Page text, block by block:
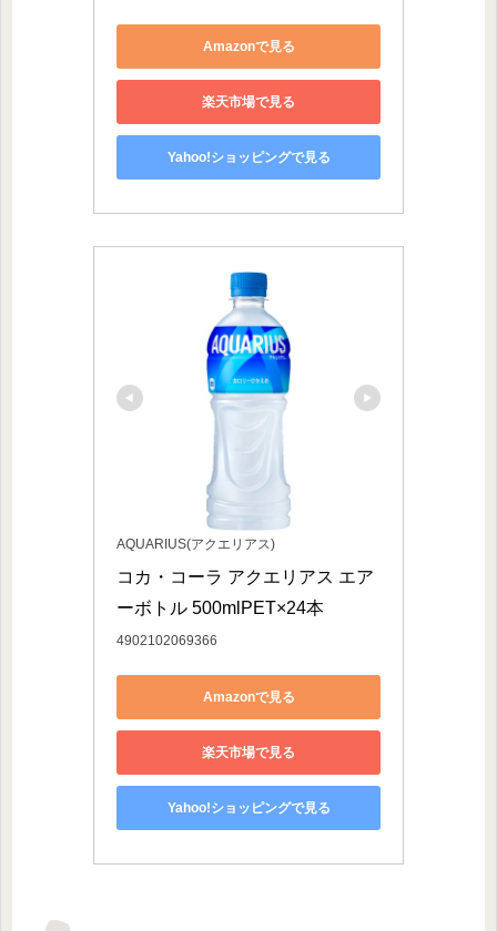
Amazonで見る
楽天市場で見る
Yahoo!ショッピングで見る
AQUARIUS(アクエリアス)
コカ・コーラ アクエリアス エア
ーボトル 500mlPET×24本
4902102069366
Amazonで見る
楽天市場で見る
Yahoo!ショッピングで見る